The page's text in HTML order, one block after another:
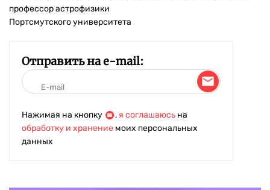
профессор астрофизики
Портсмутского университета
Отправить на e-mail:
Нажимая на кнопку , я соглашаюсь на
обработку и хранение моих персональных
данных